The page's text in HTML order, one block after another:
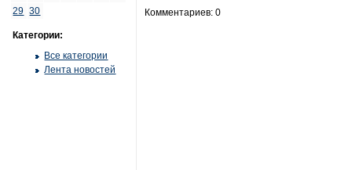
29 30
Категории:
Все категории
Лента новостей
Комментариев: 0